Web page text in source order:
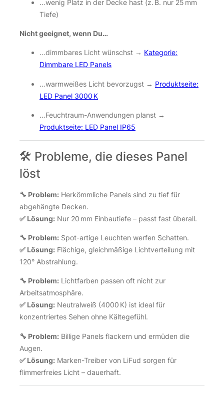
…wenig Platz in der Decke hast (z. B. nur 25 mm
Tiefe)
Nicht geeignet, wenn Du…
…dimmbares Licht wünschst → Kategorie:
Dimmbare LED Panels
…warmweißes Licht bevorzugst → Produktseite:
LED Panel 3000 K
…Feuchtraum-Anwendungen planst →
Produktseite: LED Panel IP65
🛠️ Probleme, die dieses Panel
löst
🔧 Problem: Herkömmliche Panels sind zu tief für
abgehängte Decken.
✅ Lösung: Nur 20 mm Einbautiefe – passt fast überall.
🔧 Problem: Spot-artige Leuchten werfen Schatten.
✅ Lösung: Flächige, gleichmäßige Lichtverteilung mit
120° Abstrahlung.
🔧 Problem: Lichtfarben passen oft nicht zur
Arbeitsatmosphäre.
✅ Lösung: Neutralweiß (4000 K) ist ideal für
konzentriertes Sehen ohne Kältegefühl.
🔧 Problem: Billige Panels flackern und ermüden die
Augen.
✅ Lösung: Marken-Treiber von LiFud sorgen für
flimmerfreies Licht – dauerhaft.